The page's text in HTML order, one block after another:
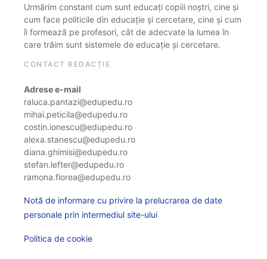
Urmărim constant cum sunt educați copiii noștri, cine și
cum face politicile din educație și cercetare, cine și cum
îi formează pe profesori, cât de adecvate la lumea în
care trăim sunt sistemele de educație și cercetare.
CONTACT REDACȚIE
Adrese e-mail
raluca.pantazi@edupedu.ro
mihai.peticila@edupedu.ro
costin.ionescu@edupedu.ro
alexa.stanescu@edupedu.ro
diana.ghimisi@edupedu.ro
stefan.lefter@edupedu.ro
ramona.florea@edupedu.ro
Notă de informare cu privire la prelucrarea de date
personale prin intermediul site-ului
Politica de cookie